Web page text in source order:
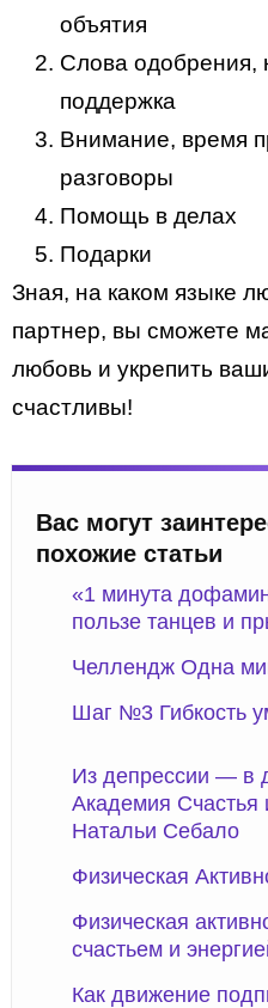
объятия
Слова одобрения,
поддержка
Внимание, время
разговоры
Помощь в делах
Подарки
Зная, на каком языке
партнер, вы сможете
любовь и укрепить
счастливы!
Вас могут
похожие статьи
«1 минута
пользе танцев и
Челлендж Одна
Шаг №3 Гибкость
Из депрессии — в
Академия Счастья
Натальи Себало
Физическая
Физическая
счастьем и
Как движение